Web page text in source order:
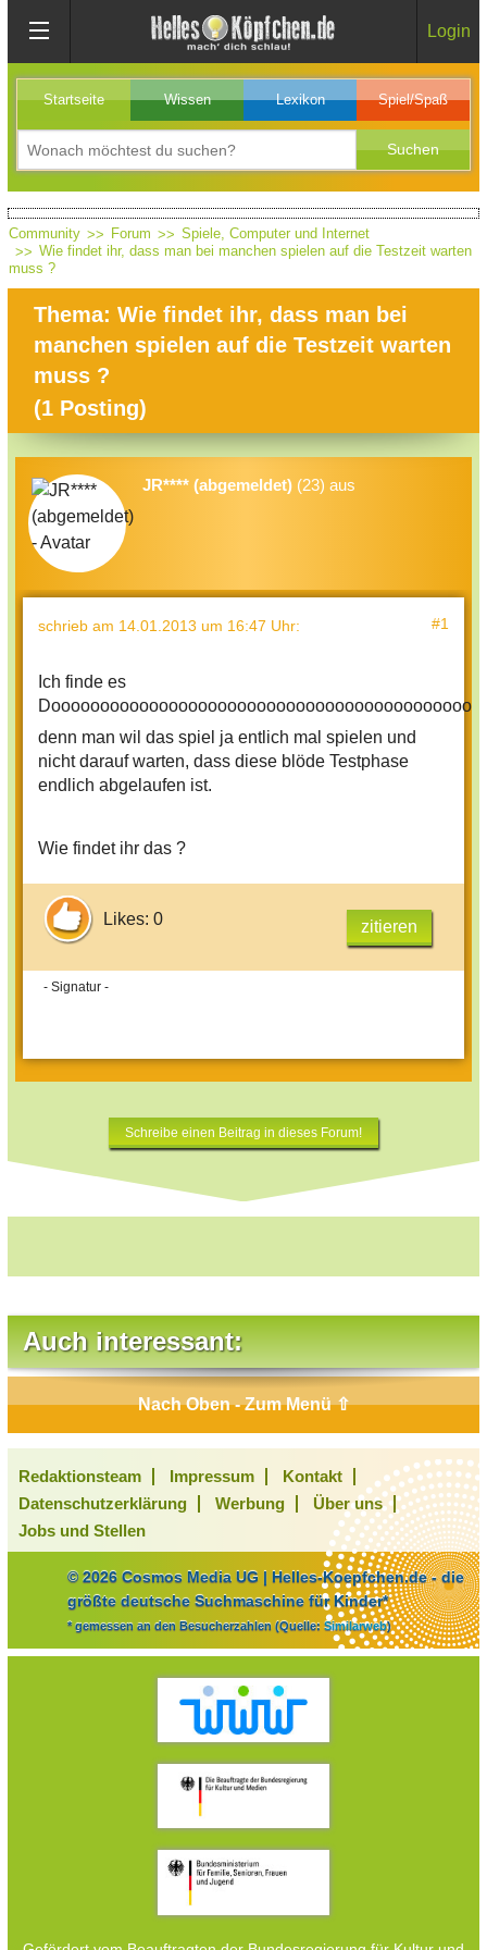
Login
Startseite Wissen Lexikon Spiel/Spaß
Community Forum
Spiele, Computer und Internet
Wie findet ihr, dass man bei manchen spielen auf die Testzeit warten
muss ?
Thema: Wie findet ihr, dass man bei
manchen spielen auf die Testzeit warten
muss ?
(1 Posting)
JR**** (abgemeldet) (23) aus
schrieb am 14.01.2013 um 16:47 Uhr: #1
Ich finde es
denn man wil das spiel ja entlich mal spielen und
nicht darauf warten, dass diese blöde Testphase
endlich abgelaufen ist.
Wie findet ihr das ?
Likes: 0 zitieren
- Signatur -
Schreibe einen Beitrag in dieses Forum!
Auch interessant:
Nach Oben - Zum Menü ⇧
Redaktionsteam Impressum
Kontakt
Datenschutzerklärung
Werbung
Über uns
Jobs und Stellen
© 2026 Cosmos Media UG | Helles-Koepfchen.de - die
größte deutsche Suchmaschine für Kinder*
* gemessen an den Besucherzahlen (Quelle: Similarweb)